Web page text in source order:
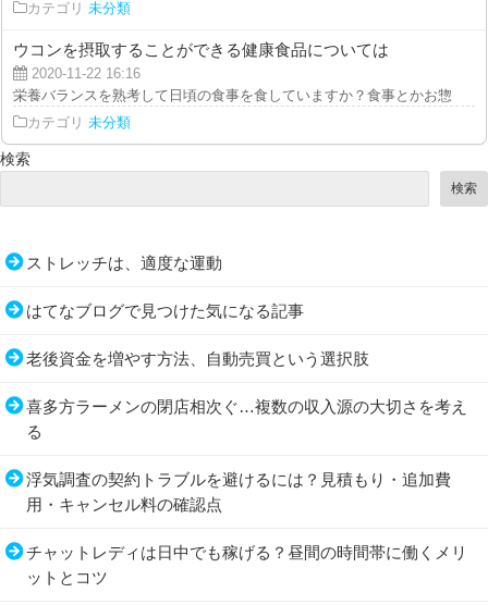
カテゴリ 未分類
ウコンを摂取することができる健康食品については
2020-11-22 16:16
栄養バランスを熟考して日頃の食事を食していますか？食事とかお惣菜な
カテゴリ 未分類
検索
検索
ストレッチは、適度な運動
はてなブログで見つけた気になる記事
老後資金を増やす方法、自動売買という選択肢
喜多方ラーメンの閉店相次ぐ…複数の収入源の大切さを考え
る
浮気調査の契約トラブルを避けるには？見積もり・追加費
用・キャンセル料の確認点
チャットレディは日中でも稼げる？昼間の時間帯に働くメリ
ットとコツ